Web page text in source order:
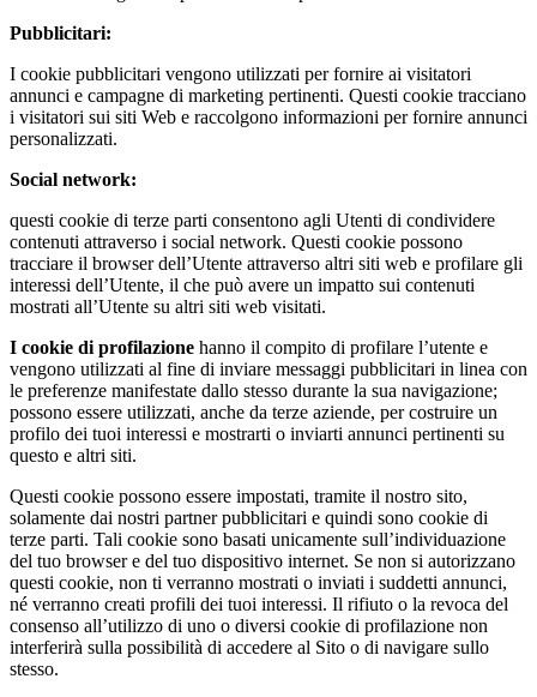
Pubblicitari:
I cookie pubblicitari vengono utilizzati per fornire ai visitatori
annunci e campagne di marketing pertinenti. Questi cookie tracciano
i visitatori sui siti Web e raccolgono informazioni per fornire annunci
personalizzati.
Social network:
questi cookie di terze parti consentono agli Utenti di condividere
contenuti attraverso i social network. Questi cookie possono
tracciare il browser dell’Utente attraverso altri siti web e profilare gli
interessi dell’Utente, il che può avere un impatto sui contenuti
mostrati all’Utente su altri siti web visitati.
I cookie di profilazione hanno il compito di profilare l’utente e
vengono utilizzati al fine di inviare messaggi pubblicitari in linea con
le preferenze manifestate dallo stesso durante la sua navigazione;
possono essere utilizzati, anche da terze aziende, per costruire un
profilo dei tuoi interessi e mostrarti o inviarti annunci pertinenti su
questo e altri siti.
Questi cookie possono essere impostati, tramite il nostro sito,
solamente dai nostri partner pubblicitari e quindi sono cookie di
terze parti. Tali cookie sono basati unicamente sull’individuazione
del tuo browser e del tuo dispositivo internet. Se non si autorizzano
questi cookie, non ti verranno mostrati o inviati i suddetti annunci,
né verranno creati profili dei tuoi interessi. Il rifiuto o la revoca del
consenso all’utilizzo di uno o diversi cookie di profilazione non
interferirà sulla possibilità di accedere al Sito o di navigare sullo
stesso.